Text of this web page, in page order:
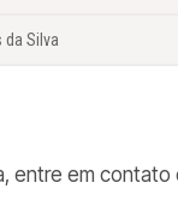
da Silva
entre em contato